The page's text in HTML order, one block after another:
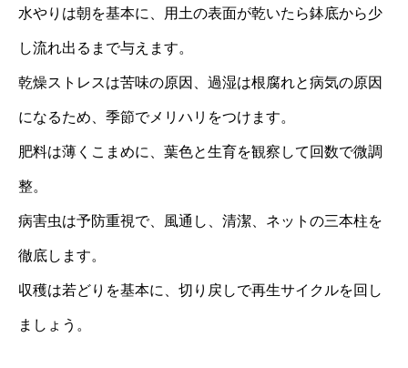
水やりは朝を基本に、用土の表面が乾いたら鉢底から少
し流れ出るまで与えます。
乾燥ストレスは苦味の原因、過湿は根腐れと病気の原因
になるため、季節でメリハリをつけます。
肥料は薄くこまめに、葉色と生育を観察して回数で微調
整。
病害虫は予防重視で、風通し、清潔、ネットの三本柱を
徹底します。
収穫は若どりを基本に、切り戻しで再生サイクルを回し
ましょう。